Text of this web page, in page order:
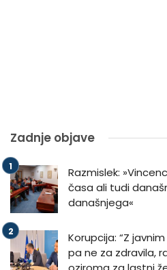
Zadnje objave
Razmislek:
časa ali tudi
današnjega«
Korupcija: “Z
pa ne za zdravila,